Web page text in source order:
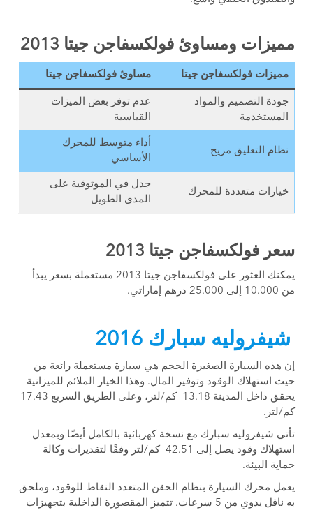
مميزات ومساوئ فولكسفاجن جيتا 2013
مميزات فولكسفاجن جيتا مساوئ فولكسفاجن جيتا
جودة التصميم والمواد
المستخدمة
عدم توفر بعض الميزات
القياسية
نظام التعليق مريح
أداء متوسط للمحرك
الأساسي
خيارات متعددة للمحرك
جدل في الموثوقية على
المدى الطويل
سعر فولكسفاجن جيتا 2013
يمكنك العثور على فولكسفاجن جيتا 2013 مستعملة بسعر يبدأ
من 10.000 إلى 25.000 درهم إماراتي.
شيفروليه سبارك 2016
إن هذه السيارة الصغيرة الحجم هي سيارة مستعملة رائعة من
حيث استهلاك الوقود وتوفير المال. وهذا الخيار الملائم للميزانية
يحقق داخل المدينة 13.18 كم/لتر، وعلى الطريق السريع 17.43
كم/لتر.
تأتي شيفروليه سبارك مع نسخة كهربائية بالكامل أيضًا وبمعدل
استهلاك وقود يصل إلى 42.51 كم/لتر وفقًا لتقديرات وكالة
حماية البيئة.
يعمل محرك السيارة بنظام الحقن المتعدد النقاط للوقود، وملحق
به ناقل يدوي من 5 سرعات. تتميز المقصورة الداخلية بتجهيزات